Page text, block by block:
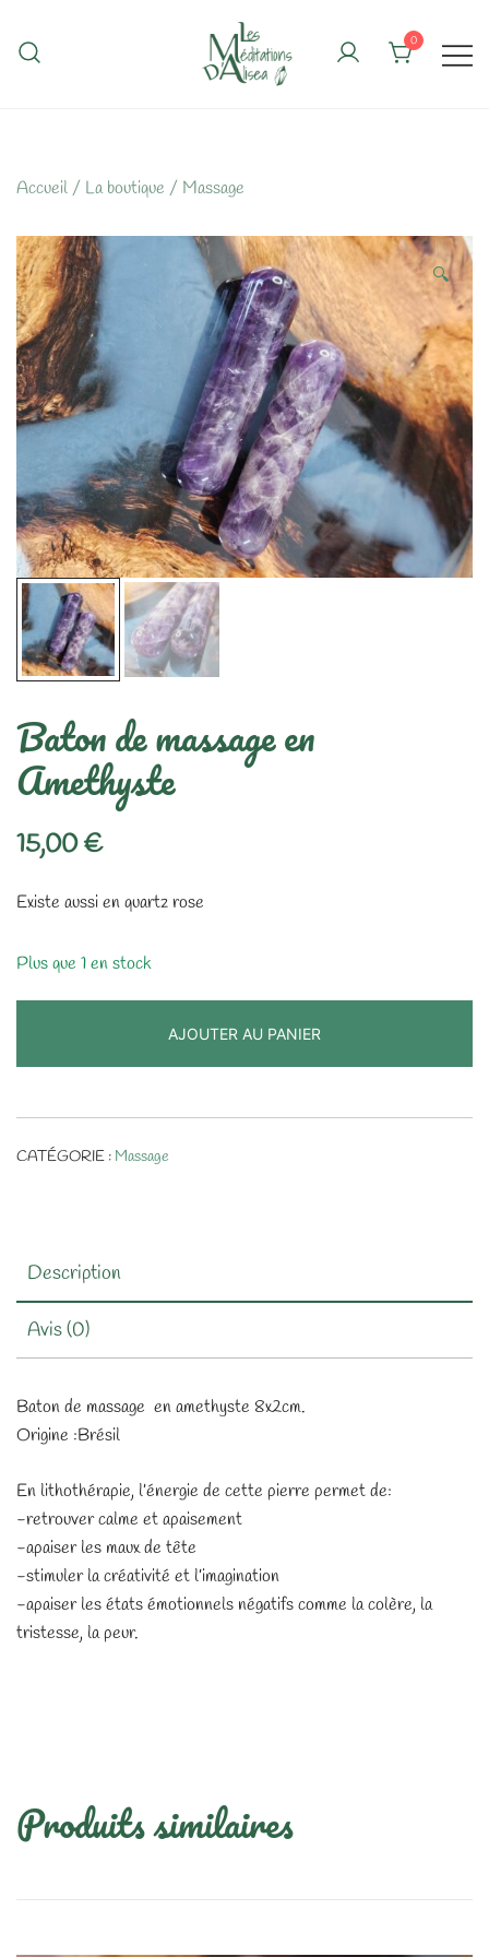
content
0
Accueil / La boutique / Massage
🔍
Baton de massage en
Amethyste
15,00€
Existe aussi en quartz rose
Plus que 1 en stock
AJOUTER AU PANIER
CATÉGORIE : Massage
Description
Avis (0)
Baton de massage en amethyste 8x2cm.
Origine :Brésil
En lithothérapie, l’énergie de cette pierre permet de:
-retrouver calme et apaisement
-apaiser les maux de tête
-stimuler la créativité et l’imagination
-apaiser les états émotionnels négatifs comme la colère, la
tristesse, la peur.
Produits similaires